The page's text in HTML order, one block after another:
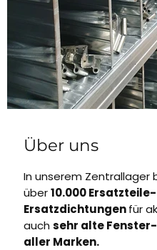
Über uns
In unserem Zentrallager
über10.000
Ersatzdichtungenfür
auch sehr alte
aller Marken.